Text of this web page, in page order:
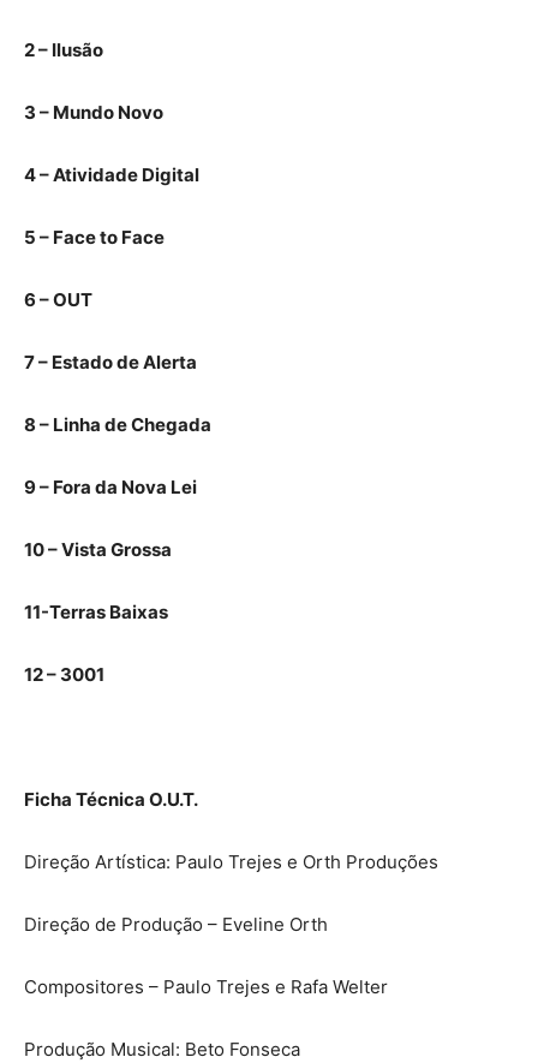
2 – Ilusão
3 – Mundo Novo
4 – Atividade Digital
5 – Face to Face
6 – OUT
7 – Estado de Alerta
8 – Linha de Chegada
9 – Fora da Nova Lei
10 – Vista Grossa
11-Terras Baixas
12 – 3001
Ficha Técnica O.U.T.
Direção Artística: Paulo Trejes e Orth Produções
Direção de Produção – Eveline Orth
Compositores – Paulo Trejes e Rafa Welter
Produção Musical: Beto Fonseca